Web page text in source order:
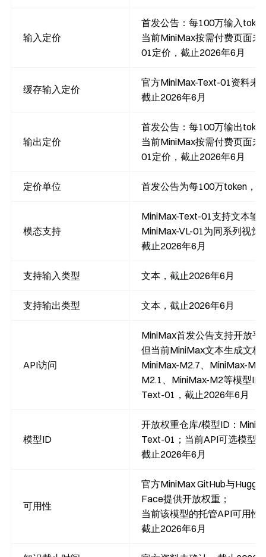
输入定价
首发公告：每100万输入
当前MiniMax按需付费页面未
01定价，截止2026年6月
缓存输入定价
官方MiniMax-Text-01资料未
截止2026年6月
输出定价
首发公告：每100万输出
当前MiniMax按需付费页面未
01定价，截止2026年6月
定价单位 首发公告为每100万token，
模态支持
MiniMax-Text-01支持文本输
MiniMax-VL-01为同系列视觉
截止2026年6月
支持输入类型 文本，截止2026年6月
支持输出类型 文本，截止2026年6月
API访问
MiniMax首发公告支持开放平
但当前MiniMax文本生成文档
MiniMax-M2.7、MiniMax-
M2.1、MiniMax-M2等模型ID
Text-01，截止2026年6月
模型ID
开放权重仓库/模型ID：
Text-01 ；当前API可选模型
截止2026年6月
可用性
官方MiniMax GitHub与
Face提供开放权重；
当前该模型的托管API可用性
截止2026年6月